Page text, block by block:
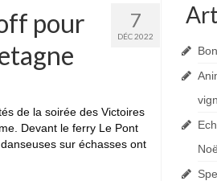
7
DÉC 2022
pour
de la soirée des Victoires
Devant le ferry Le Pont
sur échasses ont